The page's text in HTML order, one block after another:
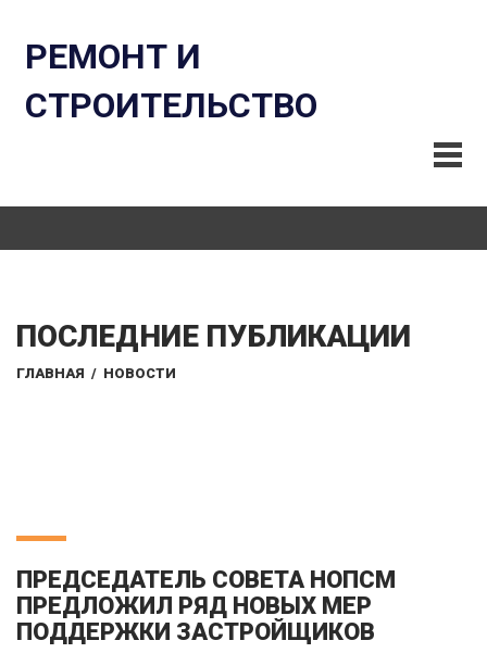
РЕМОНТ И
СТРОИТЕЛЬСТВО
ПОСЛЕДНИЕ ПУБЛИКАЦИИ
ГЛАВНАЯ / НОВОСТИ
ПРЕДСЕДАТЕЛЬ СОВЕТА НОПСМ
ПРЕДЛОЖИЛ РЯД НОВЫХ МЕР
ПОДДЕРЖКИ ЗАСТРОЙЩИКОВ